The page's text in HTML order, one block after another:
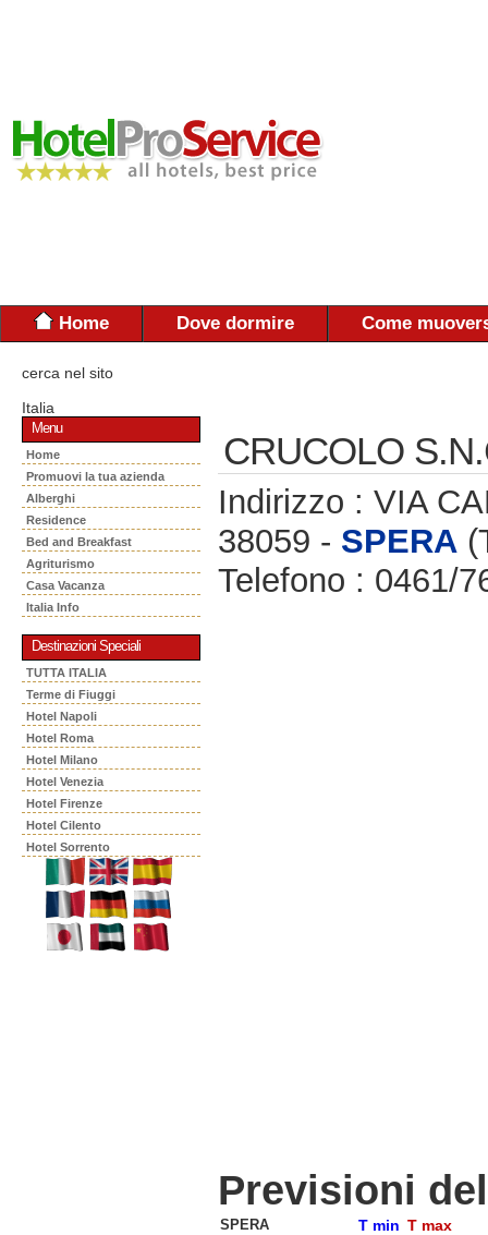
Home Dove dormire Come
cerca nel sito
Italia
Menu
Home
Promuovi la tua azienda
Alberghi
Residence
Bed and Breakfast
Agriturismo
Casa Vacanza
Italia Info
Destinazioni Speciali
TUTTA ITALIA
Terme di Fiuggi
Hotel Napoli
Hotel Roma
Hotel Milano
Hotel Venezia
Hotel Firenze
Hotel Cilento
Hotel Sorrento
CRUCOLO
Indirizzo : VIA
38059 - SPERA
Telefono : 0461/
Previsioni
SPERA T min T max